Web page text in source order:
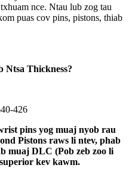
nce. Ntau lub zog tau
puas cov pins, pistons, thiab
Ntsa Thickness?
pins yog muaj nyob rau
Pistons raws li ntev, phab
muaj DLC (Pob zeb zoo li
kev kawm.